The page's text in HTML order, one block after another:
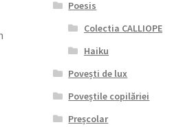
Poesis
Colectia CALLIOPE
Haiku
Povești de lux
Poveștile copilăriei
Preșcolar